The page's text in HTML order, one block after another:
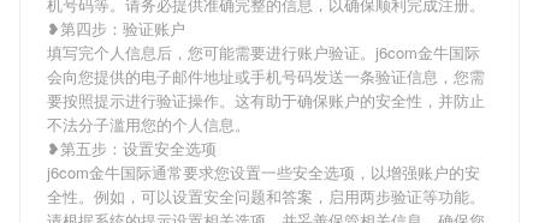
❥第四步：验证账户
填写完个人信息后，您可能需要进行账户验证。j6com金牛国际
会向您提供的电子邮件地址或手机号码发送一条验证信息，您需
要按照提示进行验证操作。这有助于确保账户的安全性，并防止
不法分子滥用您的个人信息。
❥第五步：设置安全选项
j6com金牛国际通常要求您设置一些安全选项，以增强账户的安
全性。例如，可以设置安全问题和答案，启用两步验证等功能。